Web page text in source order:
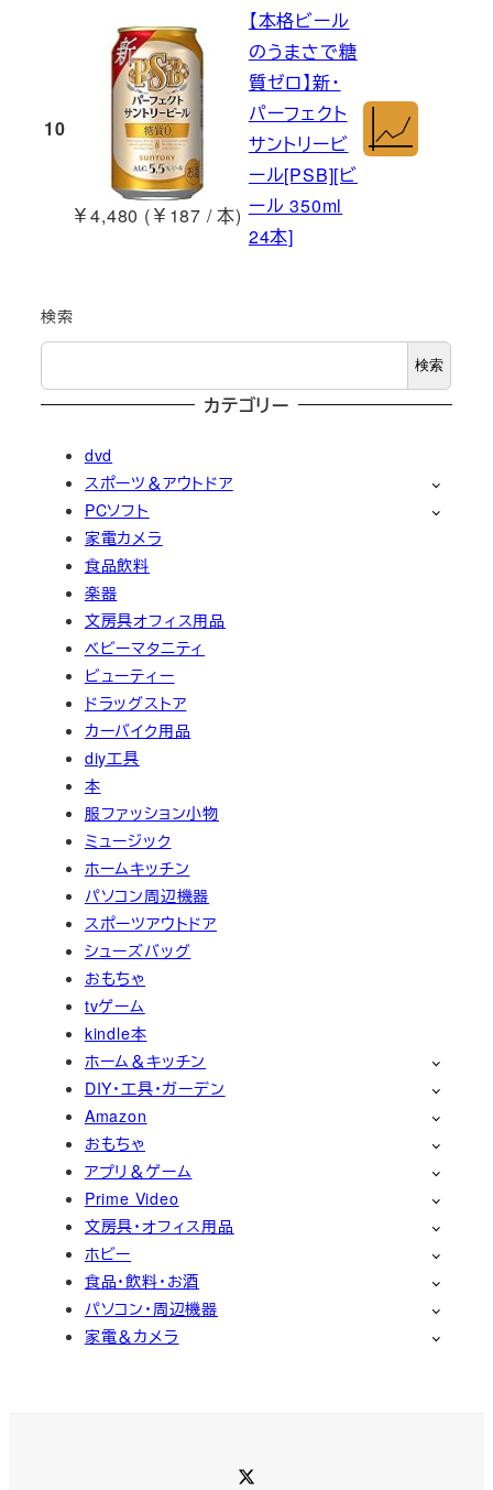
10
￥4,480 (￥187 / 本)
【本格ビール
のうまさで糖
質ゼロ】新・
パーフェクト
サントリービ
ール[PSB][ビ
ール 350ml
24本]
検索
検索
カテゴリー
dvd
スポーツ＆アウトドア
PCソフト
家電カメラ
食品飲料
楽器
文房具オフィス用品
ベビーマタニティ
ビューティー
ドラッグストア
カーバイク用品
diy工具
本
服ファッション小物
ミュージック
ホームキッチン
パソコン周辺機器
スポーツアウトドア
シューズバッグ
おもちゃ
tvゲーム
kindle本
ホーム＆キッチン
DIY・工具・ガーデン
Amazon
おもちゃ
アプリ＆ゲーム
Prime Video
文房具・オフィス用品
ホビー
食品・飲料・お酒
パソコン・周辺機器
家電＆カメラ